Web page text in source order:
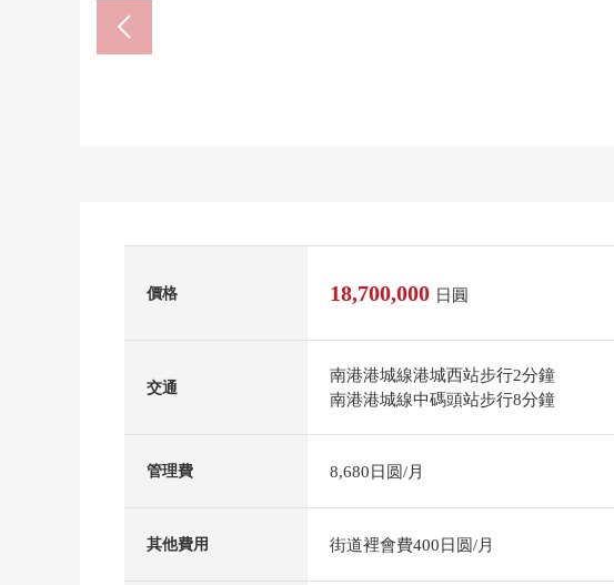
價格 18,700,000 日圓
交通
南港港城線港城西站步行2分鐘
南港港城線中碼頭站步行8分鐘
管理費 8,680日圆/月
其他費用 街道裡會費400日圆/月